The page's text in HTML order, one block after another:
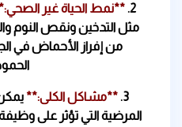
2. **نمط الحياة غير
مثل التدخين ونقص النوم
من إفراز الأحماض في
3. **مشاكل الكلى:**
المرضية التي تؤثر على